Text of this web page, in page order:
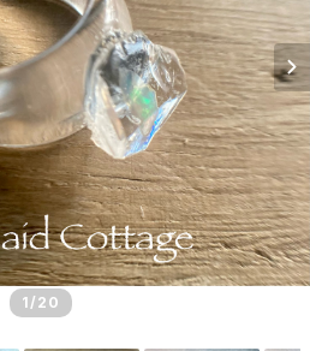
1 /20